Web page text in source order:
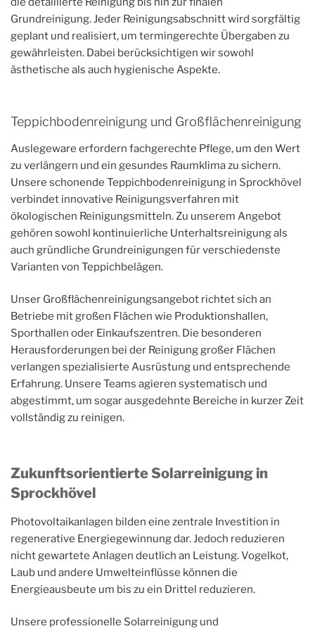
Grundreinigung. Jeder Reinigungsabschnitt wird sorgfältig
geplant und realisiert, um termingerechte Übergaben zu
gewährleisten. Dabei berücksichtigen wir sowohl
ästhetische als auch hygienische Aspekte.
Teppichbodenreinigung und Großflächenreinigung
Auslegeware erfordern fachgerechte Pflege, um den Wert
zu verlängern und ein gesundes Raumklima zu sichern.
Unsere schonende Teppichbodenreinigung in Sprockhövel
verbindet innovative Reinigungsverfahren mit
ökologischen Reinigungsmitteln. Zu unserem Angebot
gehören sowohl kontinuierliche Unterhaltsreinigung als
auch gründliche Grundreinigungen für verschiedenste
Varianten von Teppichbelägen.
Unser Großflächenreinigungsangebot richtet sich an
Betriebe mit großen Flächen wie Produktionshallen,
Sporthallen oder Einkaufszentren. Die besonderen
Herausforderungen bei der Reinigung großer Flächen
verlangen spezialisierte Ausrüstung und entsprechende
Erfahrung. Unsere Teams agieren systematisch und
abgestimmt, um sogar ausgedehnte Bereiche in kurzer Zeit
vollständig zu reinigen.
Zukunftsorientierte Solarreinigung in
Sprockhövel
Photovoltaikanlagen bilden eine zentrale Investition in
regenerative Energiegewinnung dar. Jedoch reduzieren
nicht gewartete Anlagen deutlich an Leistung. Vogelkot,
Laub und andere Umwelteinflüsse können die
Energieausbeute um bis zu ein Drittel reduzieren.
Unsere professionelle Solarreinigung und